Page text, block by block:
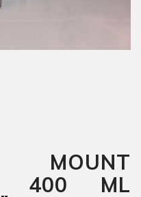
400 ML